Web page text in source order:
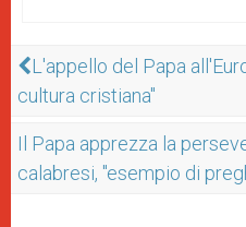
L'appello del Papa
cultura cristiana"
Il Papa apprezza la
calabresi, "esempio di